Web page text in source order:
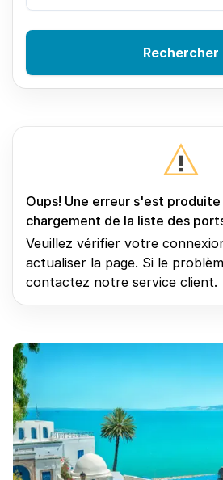
Rechercher
Oups! Une erreur s'est produite
chargement de la liste des
Veuillez vérifier votre
actualiser la page. Si le
contactez notre service client.